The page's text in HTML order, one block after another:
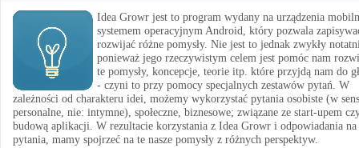
Idea Growr jest to program wydany na urządzenia
systemem operacyjnym Android, który pozwala
rozwijać różne pomysły. Nie jest to jednak zwykły
ponieważ jego rzeczywistym celem jest pomóc nam
te pomysły, koncepcje, teorie itp. które przyjdą nam do
- czyni to przy pomocy specjalnych zestawów pytań. W
zależności od charakteru idei, możemy wykorzystać pytania osobiste (w
personalne, nie: intymne), społeczne, biznesowe; związane ze start-upem
budową aplikacji. W rezultacie korzystania z Idea Growr i odpowiadania na
pytania, mamy spojrzeć na te nasze pomysły z różnych perspektyw.